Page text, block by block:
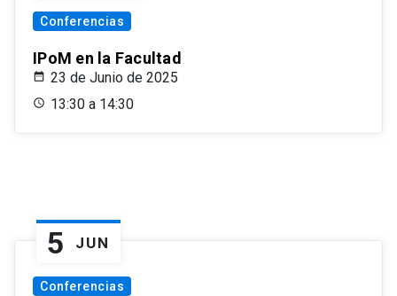
Conferencias
IPoM en la Facultad
23 de Junio de 2025
13:30 a 14:30
5 JUN
Conferencias